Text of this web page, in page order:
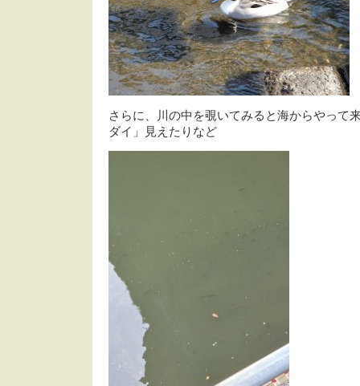
さらに、川の中を覗いてみると海からやって
ダイ」見えたりなど